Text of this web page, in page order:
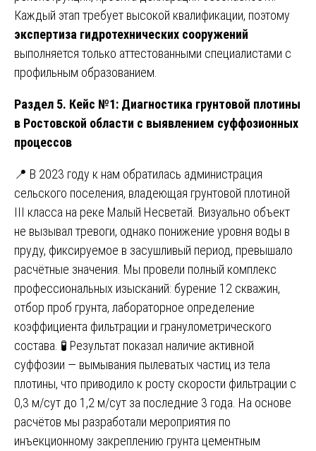
Каждый этап требует высокой квалификации, поэтому
экспертиза гидротехнических сооружений
выполняется только аттестованными специалистами с
профильным образованием.
Раздел 5. Кейс №1: Диагностика грунтовой плотины
в Ростовской области с выявлением суффозионных
процессов
📍 В 2023 году к нам обратилась администрация
сельского поселения, владеющая грунтовой плотиной
III класса на реке Малый Несветай. Визуально объект
не вызывал тревоги, однако понижение уровня воды в
пруду, фиксируемое в засушливый период, превышало
расчётные значения. Мы провели полный комплекс
профессиональных изысканий: бурение 12 скважин,
отбор проб грунта, лабораторное определение
коэффициента фильтрации и гранулометрического
состава. 🧪 Результат показал наличие активной
суффозии — вымывания пылеватых частиц из тела
плотины, что приводило к росту скорости фильтрации с
0,3 м/сут до 1,2 м/сут за последние 3 года. На основе
расчётов мы разработали мероприятия по
инъекционному закреплению грунта цементным